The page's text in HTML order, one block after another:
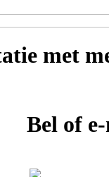
met
Bel of